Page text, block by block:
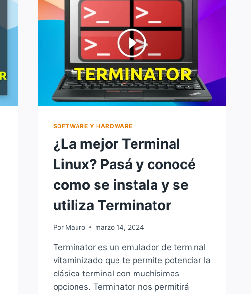
SOFTWARE Y HARDWARE
¿La mejor Terminal
Linux? Pasá y conocé
como se instala y se
utiliza Terminator
Por Mauro marzo 14, 2024
Terminator es un emulador de terminal
vitaminizado que te permite potenciar la
clásica terminal con muchísimas
opciones. Terminator nos permitirá